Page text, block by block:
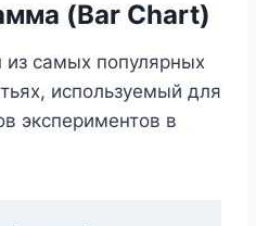
(Bar Chart)
самых популярных
используемый для
экспериментов в